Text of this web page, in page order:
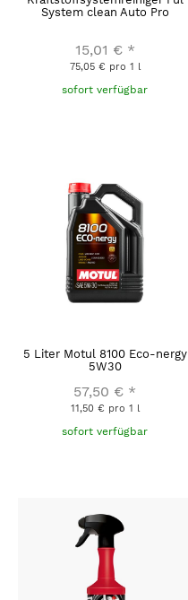
System clean Auto Pro
15,01 € *
75,05 € pro 1 l
sofort verfügbar
5 Liter Motul 8100 Eco-nergy
5W30
57,50 € *
11,50 € pro 1 l
sofort verfügbar